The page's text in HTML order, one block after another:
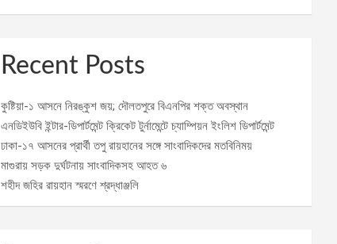
Recent Posts
কুষ্টিয়া-১ আসনে নিরঙ্কুশ জয়; দৌলতপুরে বিএনপির শক্ত অবস্থান
এনডিইউবি ইন্টার-ডিপার্টমেন্ট ক্রিকেট টুর্নামেন্টে চ্যাম্পিয়ন ইংলিশ ডিপার্টমেন্ট
ঢাকা-১৭ আসনের প্রার্থী তপু রায়হানের সঙ্গে সাংবাদিকদের মতবিনিময়
মাগুরায় সড়ক দুর্ঘটনায় সাংবাদিকসহ আহত ৬
শহীদ জহির রায়হান স্মরণে শ্রদ্ধাঞ্জলি